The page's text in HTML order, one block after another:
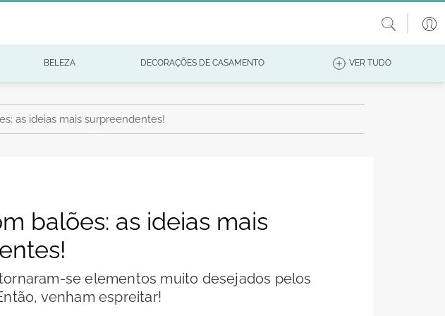
BELEZA DECORAÇÕES DE CASAMENTO VER TUDO
as ideias mais surpreendentes!
balões: as ideias mais
se elementos muito desejados pelos
venham espreitar!